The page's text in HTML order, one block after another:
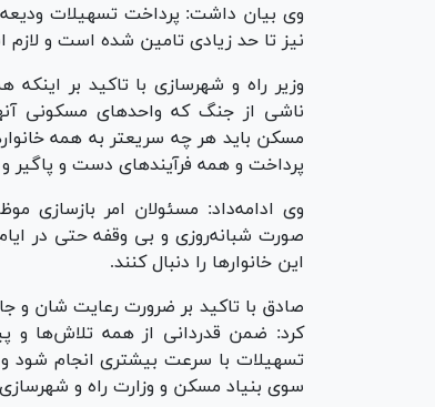
وی بیان‌ داشت: پرداخت تسهیلات ودیعه
نیز تا حد زیادی تامین شده است و لازم
وزیر راه و شهرسازی با تاکید بر
ناشی از جنگ که واحد‌های مسکونی
مسکن باید هر چه سریعتر به همه
پرداخت و همه فرآیند‌های دست و پاگیر و
وی ادامه‌داد: مسئولان امر بازسازی
صورت شبانه‌روزی و بی وقفه حتی در
این خانوار‌ها را دنبال کنند.
صادق با تاکید بر ضرورت رعایت شان و
کرد: ضمن قدردانی از همه تلاش‌ها و
تسهیلات با سرعت بیشتری انجام شود و
سوی بنیاد مسکن و وزارت راه و